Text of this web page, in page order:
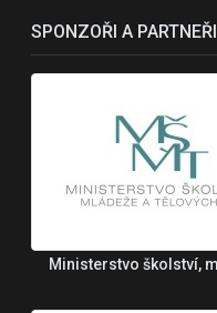
SPONZOŘI A PARTNEŘI
Ministerstvo školství,